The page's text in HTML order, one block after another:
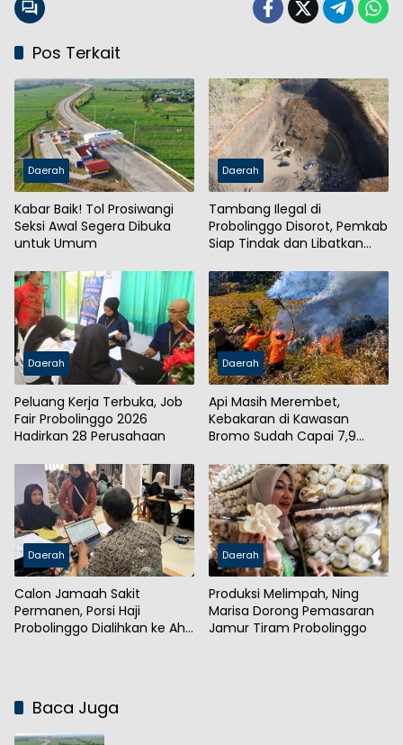
Pos Terkait
Daerah
Kabar Baik! Tol Prosiwangi
Seksi Awal Segera Dibuka
untuk Umum
Daerah
Tambang Ilegal di
Probolinggo Disorot, Pemkab
Siap Tindak dan Libatkan
Daerah
Peluang Kerja Terbuka, Job
Fair Probolinggo 2026
Hadirkan 28 Perusahaan
Daerah
Api Masih Merembet,
Kebakaran di Kawasan
Bromo Sudah Capai 7,9
Daerah
Calon Jamaah Sakit
Permanen, Porsi Haji
Probolinggo Dialihkan ke Ahli
Daerah
Produksi Melimpah, Ning
Marisa Dorong Pemasaran
Jamur Tiram Probolinggo
Baca Juga